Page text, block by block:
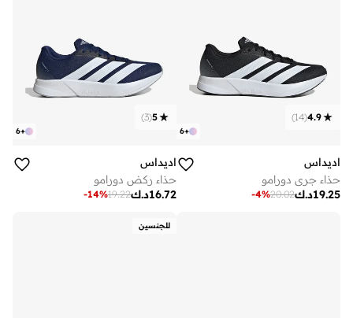
+
6
4.9
(
14
)
اديداس
حذاء جري دورامو
د.ك19.25
20.02
-4%
+
6
5
(
3
)
اديداس
حذاء ركض دورامو
د.ك16.72
19.22
-14%
للجنسين